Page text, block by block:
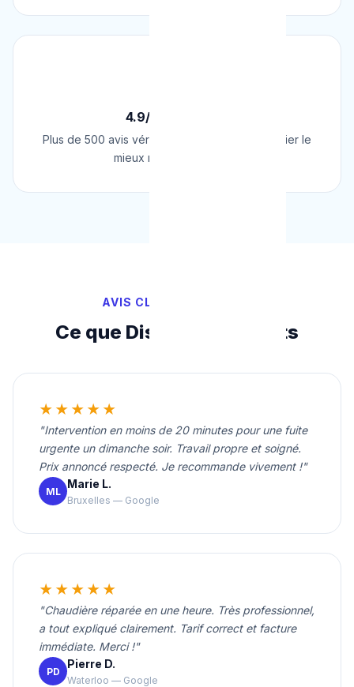
4.9/5 sur Google
Plus de 500 avis vérifiés sur Google. Le plombier le
mieux noté de Belgique.
AVIS CLIENTS VÉRIFIÉS
Ce que Disent Nos Clients
★★★★★
"Intervention en moins de 20 minutes pour une fuite
urgente un dimanche soir. Travail propre et soigné.
Prix annoncé respecté. Je recommande vivement !"
ML
Marie L.
Bruxelles — Google
★★★★★
"Chaudière réparée en une heure. Très professionnel,
a tout expliqué clairement. Tarif correct et facture
immédiate. Merci !"
PD
Pierre D.
Waterloo — Google